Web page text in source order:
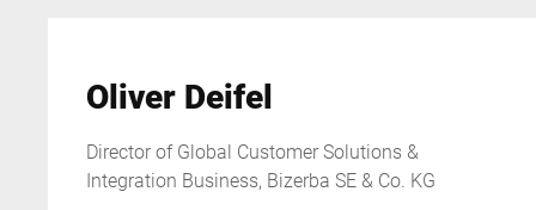
Oliver Deifel
Director of Global Customer Solutions &
Integration Business, Bizerba SE & Co. KG